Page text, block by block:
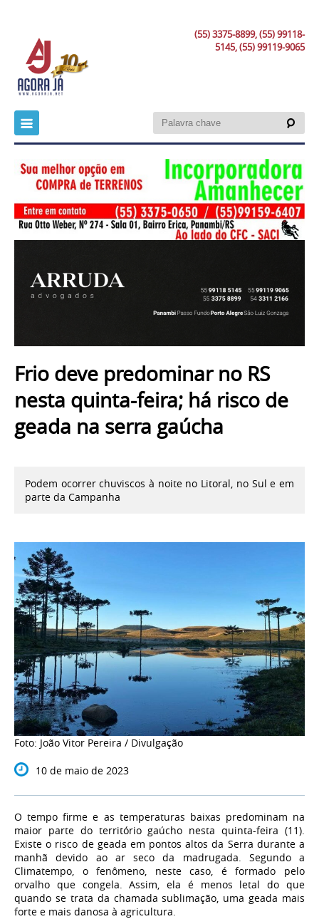
(55) 3375-8899, (55) 99118-
5145, (55) 99119-9065
Frio deve predominar no RS
nesta quinta-feira; há risco de
geada na serra gaúcha
Podem ocorrer chuviscos à noite no Litoral, no Sul e em
parte da Campanha
Foto: João Vitor Pereira / Divulgação
10 de maio de 2023
O tempo firme e as temperaturas baixas predominam na
maior parte do território gaúcho nesta quinta-feira (11).
Existe o risco de geada em pontos altos da Serra durante a
manhã devido ao ar seco da madrugada. Segundo a
Climatempo, o fenômeno, neste caso, é formado pelo
orvalho que congela. Assim, ela é menos letal do que
quando se trata da chamada sublimação, uma geada mais
forte e mais danosa à agricultura.